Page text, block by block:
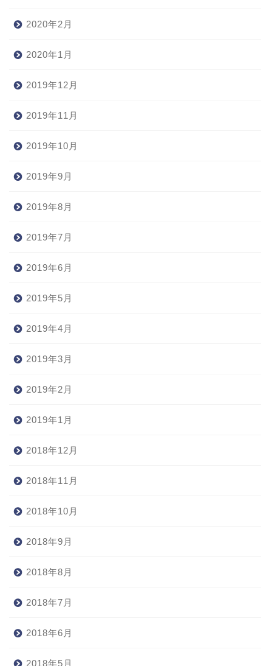
2020年2月
2020年1月
2019年12月
2019年11月
2019年10月
2019年9月
2019年8月
2019年7月
2019年6月
2019年5月
2019年4月
2019年3月
2019年2月
2019年1月
2018年12月
2018年11月
2018年10月
2018年9月
2018年8月
2018年7月
2018年6月
2018年5月